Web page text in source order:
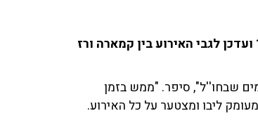
יניב טוכמן ('וואלה') שוחח עם החברים באולפן הספורט של 103fm ועדכן לגבי האירוע בין קמארה ורז
שבחו''ל", סיפר. "ממש בזמן
ליבו ומצטער על כל האירוע.